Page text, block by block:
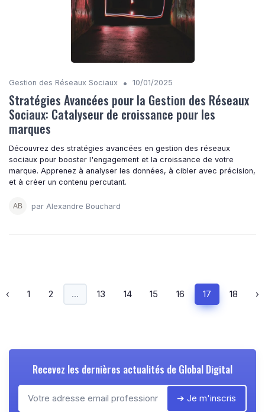
Gestion des Réseaux Sociaux • 10/01/2025
Stratégies Avancées pour la Gestion des Réseaux
Sociaux: Catalyseur de croissance pour les
marques
Découvrez des stratégies avancées en gestion des réseaux
sociaux pour booster l'engagement et la croissance de votre
marque. Apprenez à analyser les données, à cibler avec précision,
et à créer un contenu percutant.
par Alexandre Bouchard
‹ 1 2 ... 13 14 15 16 17 18 ›
Recevez les dernières actualités de Global Digital
➔ Je m'inscris